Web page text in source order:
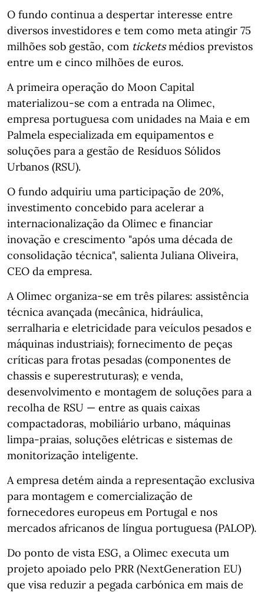
O fundo continua a despertar interesse entre
diversos investidores e tem como meta atingir 75
milhões sob gestão, com ticketsmédios previstos
entre um e cinco milhões de euros.
A primeira operação do Moon Capital
materializou‑se com a entrada na Olimec,
empresa portuguesa com unidades na Maia e em
Palmela especializada em equipamentos e
soluções para a gestão de Resíduos Sólidos
Urbanos (RSU).
O fundo adquiriu uma participação de 20%,
investimento concebido para acelerar a
internacionalização da Olimec e financiar
inovação e crescimento "após uma década de
consolidação técnica", salienta Juliana Oliveira,
CEO da empresa.
A Olimec organiza‑se em três pilares: assistência
técnica avançada (mecânica, hidráulica,
serralharia e eletricidade para veículos pesados e
máquinas industriais); fornecimento de peças
críticas para frotas pesadas (componentes de
chassis e superestruturas); e venda,
desenvolvimento e montagem de soluções para a
recolha de RSU — entre as quais caixas
compactadoras, mobiliário urbano, máquinas
limpa‑praias, soluções elétricas e sistemas de
monitorização inteligente.
A empresa detém ainda a representação exclusiva
para montagem e comercialização de
fornecedores europeus em Portugal e nos
mercados africanos de língua portuguesa (PALOP).
Do ponto de vista ESG, a Olimec executa um
projeto apoiado pelo PRR (NextGeneration EU)
que visa reduzir a pegada carbónica em mais de